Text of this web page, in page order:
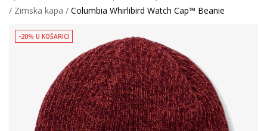
Zimska kapa
Columbia Whirlibird Watch Cap™ Beanie
-20% U KOŠARICI